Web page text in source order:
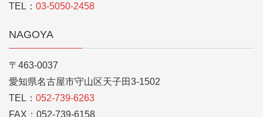
TEL： 03-5050-2458
NAGOYA
〒463-0037
愛知県名古屋市守山区天子田3-1502
TEL： 052-739-6263
FAX：052-739-6158